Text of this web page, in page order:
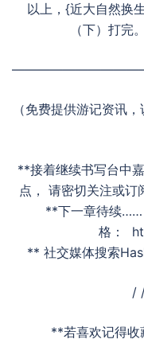
以上，{近大自然换
（下）打完
（免费提供游记资讯
**接着继续书写台中
点， 请密切关注或
**下一章待续……
格：
** 社交媒体搜索
/
**若喜欢记得收